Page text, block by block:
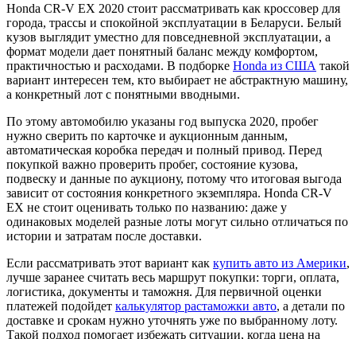
Honda CR-V EX 2020 стоит рассматривать как кроссовер для
города, трассы и спокойной эксплуатации в Беларуси. Белый
кузов выглядит уместно для повседневной эксплуатации, а
формат модели дает понятный баланс между комфортом,
практичностью и расходами. В подборке Honda из США такой
вариант интересен тем, кто выбирает не абстрактную машину,
а конкретный лот с понятными вводными.
По этому автомобилю указаны год выпуска 2020, пробег
нужно сверить по карточке и аукционным данным,
автоматическая коробка передач и полный привод. Перед
покупкой важно проверить пробег, состояние кузова,
подвеску и данные по аукциону, потому что итоговая выгода
зависит от состояния конкретного экземпляра. Honda CR-V
EX не стоит оценивать только по названию: даже у
одинаковых моделей разные лоты могут сильно отличаться по
истории и затратам после доставки.
Если рассматривать этот вариант как купить авто из Америки,
лучше заранее считать весь маршрут покупки: торги, оплата,
логистика, документы и таможня. Для первичной оценки
платежей подойдет калькулятор растаможки авто, а детали по
доставке и срокам нужно уточнять уже по выбранному лоту.
Такой подход помогает избежать ситуации, когда цена на